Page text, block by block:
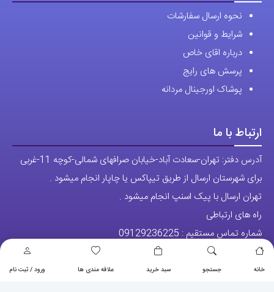
خانه جستجو سبد خرید علاقه مندی ها ورود / ثبت نام
نحوه ارسال سفارشات
شرایط و قوانین
درباره اقای خاص
پرسش های رایج
پوشاک اورجینال مردانه
ارتباط با ما
آدرس دفتر: تهران-سعادت آباد-خیابان صرافهای شمالی-کوچه 11-غربی
برای شهرستان ارسال از طریق تیپاکس یا چاپار انجام میشود .
تهران ارسال با پیک اسنپ انجام میشود .
راه های ارتباطی
شماره تماس مستقیم : 09129236225
شماره تماس ثابت:
26746972
تلگرام